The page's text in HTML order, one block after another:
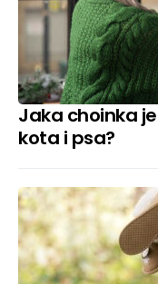
Jaka choinka
kota i psa?